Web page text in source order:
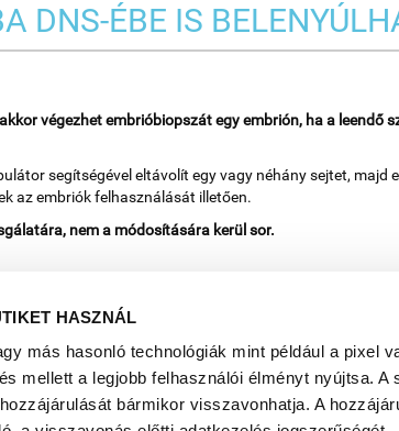
HASZNÁL
más hasonló technológiák mint például a pixel
mellett a legjobb felhasználói élményt nyújtsa.
bármikor visszavonhatja. A
DNS-ÉBE IS
végezhet embrióbiopszát egy embrión, ha a leendő
segítségével eltávolít egy vagy néhány sejtet,
az embriók felhasználását illetően.
nem a módosítására kerül sor.